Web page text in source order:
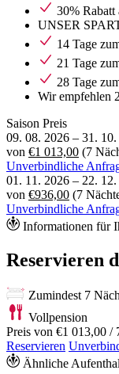
30%
UNSER
14 Tage
21 Tage
28 Tage
Wir empfehlen
Saison Preis
09. 08. 2026 – 31.
von €1 013,00 (7
Unverbindliche
01. 11. 2026 – 22.
von €936,00 (7
Unverbindliche
Informationen für
Reservieren
Zumindest 7
Vollpension
Preis von €1 013,00 /
Reservieren
Ähnliche